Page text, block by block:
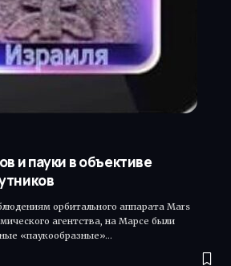
и пауки в объективе
орбитального аппарата Mars
агентства, на Марсе были
«паукообразные»…